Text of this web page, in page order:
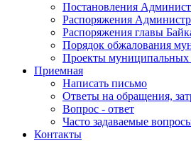
Постановления
Распоряжения
Распоряжения главы
Порядок обжалования
Проекты муниципальных
Приемная
Написать письмо
Ответы на обращения,
Вопрос - ответ
Часто задаваемые
Контакты